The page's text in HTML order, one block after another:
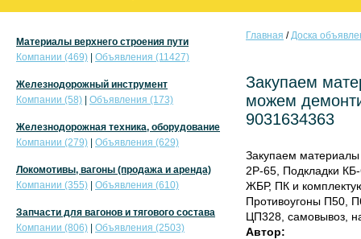
Главная /Доска
Закупаем
можем
9031634363
Закупаем
2Р-65, Подкладки
ЖБР, ПК и
Противоугоны П50,
ЦП328, самовывоз,
Автор:
Материалы верхнего строения пути
Компании (469)
Объявления (11427)
Железнодорожный инструмент
Компании (58)
Объявления (173)
Железнодорожная техника, оборудование
Компании (279)
Объявления (629)
Локомотивы, вагоны (продажа и аренда)
Компании (355)
Объявления (610)
Запчасти для вагонов и тягового состава
Компании (806)
Объявления (2503)